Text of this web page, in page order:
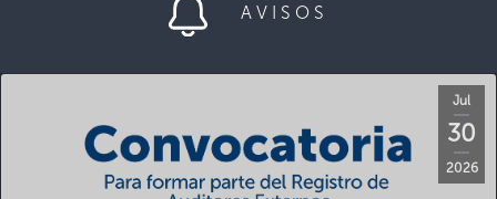
AVISOS
Jul
30
2026